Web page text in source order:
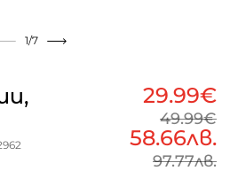
1/7
29.99€
49.99€
58.66лв.
97.77лв.